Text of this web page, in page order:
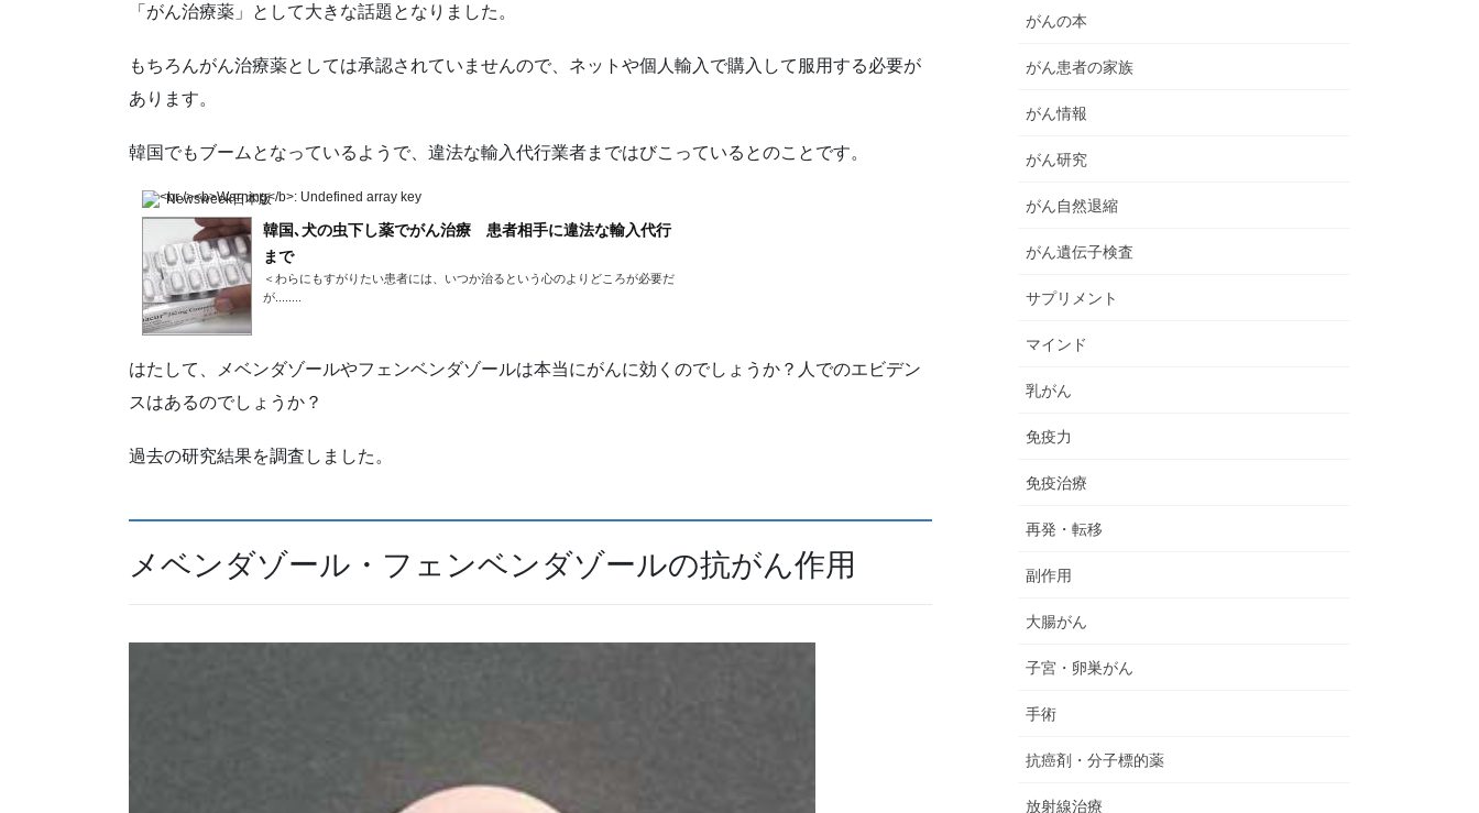
「がん治療薬」として大きな話題となりました。
もちろんがん治療薬としては承認されていませんので、ネットや個人輸入で購入して服用する必要が
あります。
韓国でもブームとなっているようで、違法な輸入代行業者まではびこっているとのことです。
Newsweek日本版
韓国､犬の虫下し薬でがん治療 患者相手に違法な輸入代行
まで
＜わらにもすがりたい患者には、いつか治るという心のよりどころが必要だ
が........
はたして、メベンダゾールやフェンベンダゾールは本当にがんに効くのでしょうか？人でのエビデン
スはあるのでしょうか？
過去の研究結果を調査しました。
メベンダゾール・フェンベンダゾールの抗がん作用
がんの本
がん患者の家族
がん情報
がん研究
がん自然退縮
がん遺伝子検査
サプリメント
マインド
乳がん
免疫力
免疫治療
再発・転移
副作用
大腸がん
子宮・卵巣がん
手術
抗癌剤・分子標的薬
放射線治療